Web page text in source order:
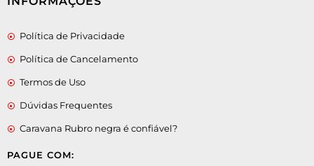
Política de Privacidade
Política de Cancelamento
Termos de Uso
Dúvidas Frequentes
Caravana Rubro negra é confiável?
PAGUE COM: